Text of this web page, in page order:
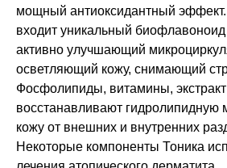
мощный антиоксидантный эффект.
входит уникальный биофлавоноид
активно улучшающий
осветляющий кожу, снимающий
Фосфолипиды, витамины, экстракт
восстанавливают
кожу от внешних и внутренних
Некоторые компоненты Тоника